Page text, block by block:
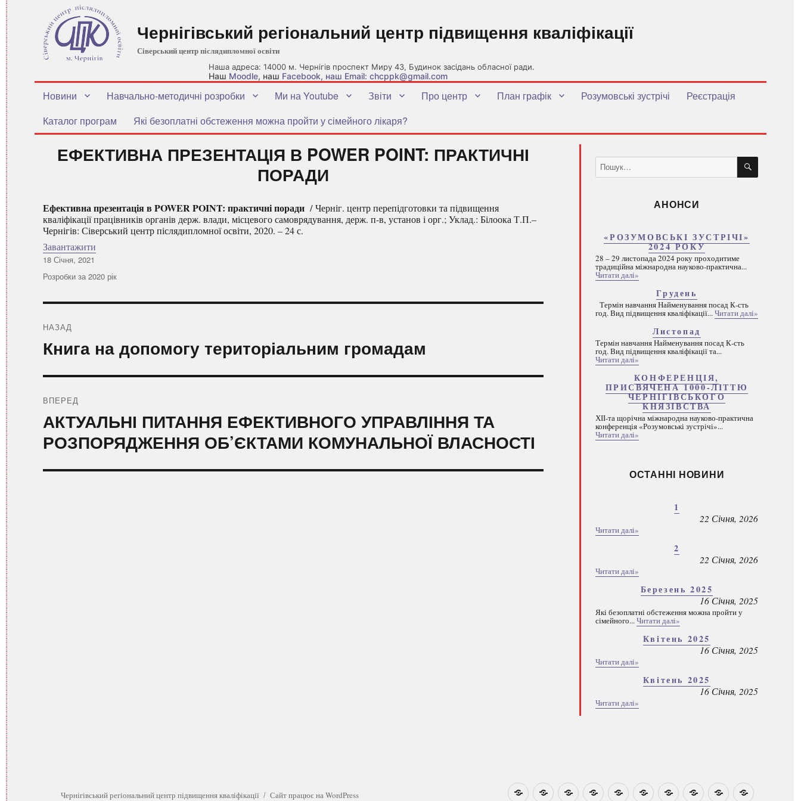
Наша адреса: 14000 м. Чернігів проспект Миру 43, Будинок засідань обласної ради.
Наш Moodle, наш Facebook, наш Email: chcppk@gmail.com
Чернігівський регіональний центр підвищення кваліфікації
Сіверський центр післядипломної освіти
Новини Навчально-методичні розробки Ми на Youtube Звіти Про центр План графік Розумовські зустрічі
Реєстрація
Каталог програм
Які безоплатні обстеження можна пройти у сімейного лікаря?
ЕФЕКТИВНА ПРЕЗЕНТАЦІЯ В POWER POINT: ПРАКТИЧНІ
ПОРАДИ
Ефективна презентація в POWERPOINT: практичні поради / Черніг. центр перепідготовки та підвищення
кваліфікації працівників органів держ. влади, місцевого самоврядування, держ. п-в, установ і орг.; Уклад.: Білоока Т.П.–
Чернігів: Сіверський центр післядипломної освіти, 2020. – 24 с.
Завантажити
Оприлюднено
18 Січня, 2021
Категорії
Розробки за 2020 рік
записів
НАЗАД
Попередній
запис:
Книга на допомогу територіальним громадам
ВПЕРЕД
Наступний
запис:
АКТУАЛЬНІ ПИТАННЯ ЕФЕКТИВНОГО УПРАВЛІННЯ ТА
РОЗПОРЯДЖЕННЯ ОБ’ЄКТАМИ КОМУНАЛЬНОЇ ВЛАСНОСТІ
Пошук
за
ШУКАТИ
АНОНСИ
«РОЗУМОВСЬКІ ЗУСТРІЧІ»
2024 РОКУ
28 – 29 листопада 2024 року проходитиме
традиційна міжнародна науково-практична...
Читати далі»
Грудень
Термін навчання Найменування посад К-сть
год. Вид підвищення кваліфікації...Читати далі»
Листопад
Термін навчання Найменування посад К-сть
год. Вид підвищення кваліфікації та...
Читати далі»
КОНФЕРЕНЦІЯ,
ПРИСВЯЧЕНА 1000-ЛІТТЮ
ЧЕРНІГІВСЬКОГО
КНЯЗІВСТВА
ХІІ-та щорічна міжнародна науково-практична
конференція «Розумовські зустрічі»...
Читати далі»
ОСТАННІ НОВИНИ
1
22 Січня, 2026
Читати далі»
2
22 Січня, 2026
Читати далі»
Березень 2025
16 Січня, 2025
Які безоплатні обстеження можна пройти у
сімейного...Читати далі»
Квітень 2025
16 Січня, 2025
Читати далі»
Квітень 2025
16 Січня, 2025
Читати далі»
НовиниНавчально-
Ми
Звіти Про
План Розумовські
Реєстрація
КаталогЯкі
Чернігівський регіональний центр підвищення кваліфікації Сайт працює на WordPress